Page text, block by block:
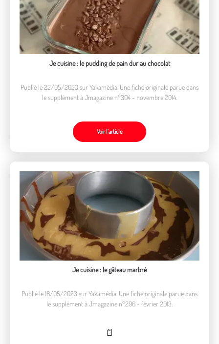
Je cuisine : le pudding de pain dur au chocolat
Publié le 22/05/2023 sur Yakamédia. Une fiche originale parue dans
le supplément à Jmagazine n°304 - novembre 2014.
Voir l’article
Je cuisine : le gâteau marbré
Publié le 16/05/2023 sur Yakamédia. Une fiche originale parue dans
le supplément à Jmagazine n°296 - février 2013.